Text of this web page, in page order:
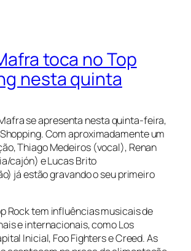
toca no Top
nesta quinta
se apresenta nesta quinta-feira,
Com aproximadamente um
Thiago Medeiros (vocal), Renan
cajón) e Lucas Brito
já estão gravando o seu primeiro
Rock tem influências musicais de
e internacionais, como Los
Inicial, Foo Fighters e Creed. As